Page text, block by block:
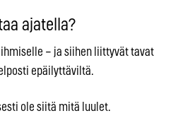
ajatella?
– ja siihen liittyvät tavat
epäilyttäviltä.
ole siitä mitä luulet.